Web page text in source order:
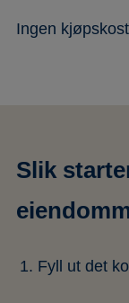
Ingen
Slik
Fyll ut det